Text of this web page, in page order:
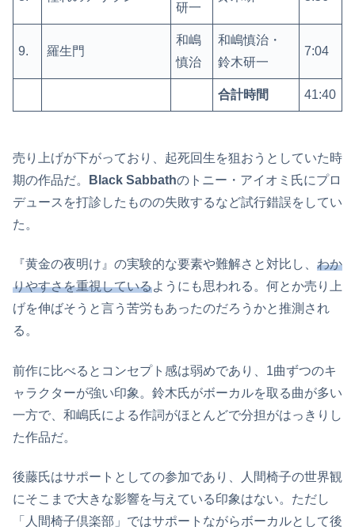
研一
9. 羅生門
和嶋
慎治
和嶋慎治・
鈴木研一
7:04
合計時間 41:40
売り上げが下がっており、起死回生を狙おうとしていた時
期の作品だ。
Black Sabbathのトニー・アイオミ氏にプロ
デュースを打診したものの失敗するなど試行錯誤をしてい
た。
『黄金の夜明け』の実験的な要素や難解さと対比し、 わか
りやすさを重視しているようにも思われる。何とか売り上
げを伸ばそうと言う苦労もあったのだろうかと推測され
る。
前作に比べるとコンセプト感は弱めであり、1曲ずつのキ
ャラクターが強い印象。鈴木氏がボーカルを取る曲が多い
一方で、和嶋氏による作詞がほとんどで分担がはっきりし
た作品だ。
後藤氏はサポートとしての参加であり、人間椅子の世界観
にそこまで大きな影響を与えている印象はない。ただし
「人間椅子倶楽部」ではサポートながらボーカルとして後